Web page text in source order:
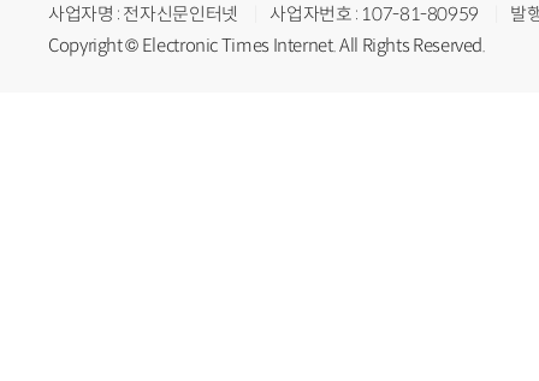
사업자명 : 전자신문인터넷
사업자번호 : 107-81-80959
발
Copyright © Electronic Times Internet. All Rights Reserved.